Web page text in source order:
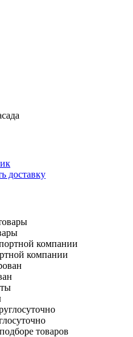
доставку
компании